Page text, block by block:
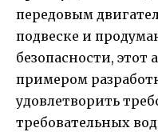
передовым
подвеске и
безопасности, этот
примером
удовлетворить
требовательных